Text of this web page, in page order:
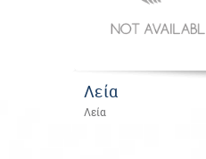
Λεία
Λεία